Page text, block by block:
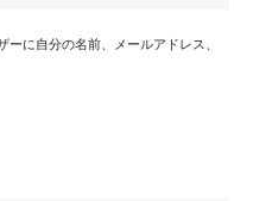
に自分の名前、メールアドレス、